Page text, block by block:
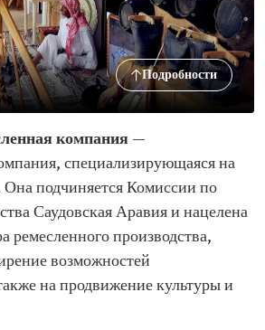
Подробности
компания —
специализирующаяся на
Она подчиняется Комиссии по
Саудовская Аравия и нацелена
ремесленного производства,
возможностей
на продвижение культуры и